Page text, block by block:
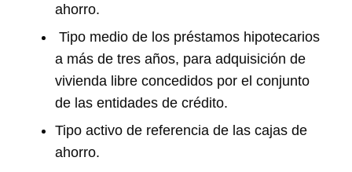
ahorro.
Tipo medio de los préstamos hipotecarios
a más de tres años, para adquisición de
vivienda libre concedidos por el conjunto
de las entidades de crédito.
Tipo activo de referencia de las cajas de
ahorro.